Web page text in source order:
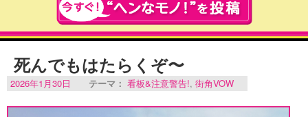
死んでもはたらくぞ〜
2026年1月30日 テーマ： 看板&注意警告!, 街角VOW